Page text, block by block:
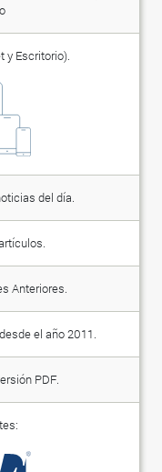
y Escritorio).
del día.
Anteriores.
el año 2011.
PDF.